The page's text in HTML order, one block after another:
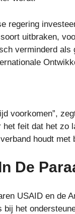
regering
uitbraken,
verminderd als
voorkomen”,
het feit dat het zo
houdt met
De
USAID en de
bij het